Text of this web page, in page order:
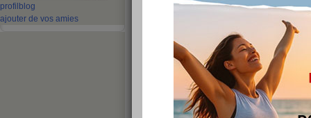
profil blog
ajouter de vos amies
Maigrir en été